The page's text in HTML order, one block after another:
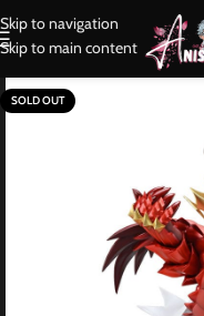
Skip to navigation
Skip to main content
SOLD OUT